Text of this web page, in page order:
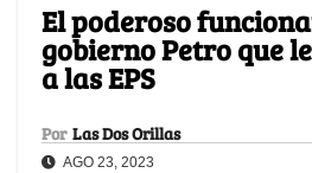
El poderoso
gobierno Petro que
a las EPS
Por Las Dos Orillas
AGO 23, 2023